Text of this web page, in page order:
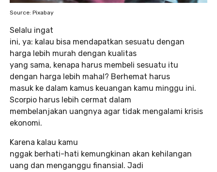
Source: Pixabay
Selalu ingat
ini, ya: kalau bisa mendapatkan sesuatu dengan
harga lebih murah dengan kualitas
yang sama, kenapa harus membeli sesuatu itu
dengan harga lebih mahal? Berhemat harus
masuk ke dalam kamus keuangan kamu minggu ini.
Scorpio harus lebih cermat dalam
membelanjakan uangnya agar tidak mengalami krisis
ekonomi.
Karena kalau kamu
nggak berhati-hati kemungkinan akan kehilangan
uang dan menganggu finansial. Jadi